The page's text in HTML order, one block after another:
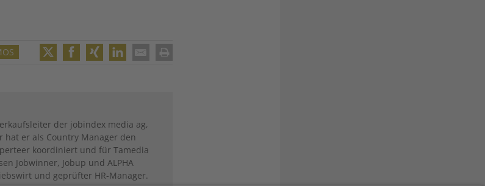
der jobindex media ag,
hat er als Country Manager den
koordiniert und für Tamedia
Jobwinner, Jobup und ALPHA
und geprüfter HR-Manager.